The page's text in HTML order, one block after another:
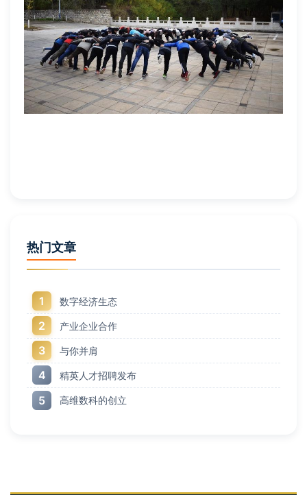
热门文章
1 数字经济生态
2 产业企业合作
3 与你并肩
4 精英人才招聘发布
5 高维数科的创立